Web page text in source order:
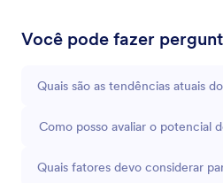
Você pode fazer
Quais são as tendências atuais
Como posso avaliar o potencial
Quais fatores devo considerar